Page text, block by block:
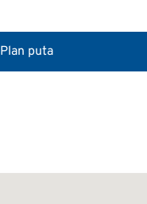
Plan puta